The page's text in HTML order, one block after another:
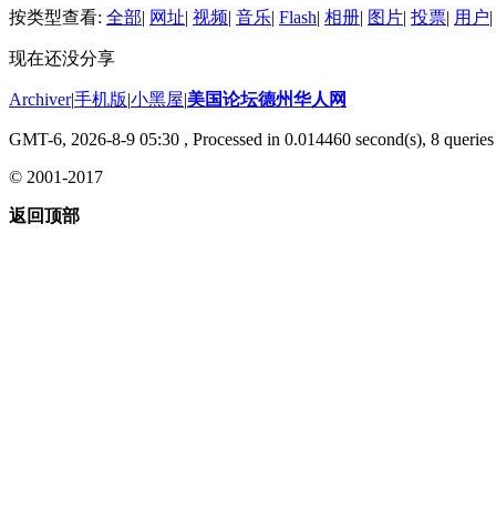
按类型查看: 全部| 网址| 视频| 音乐| Flash| 相册| 图片| 投票| 用户|
现在还没分享
Archiver|手机版|小黑屋|美国论坛德州华人网
GMT-6, 2026-8-9 05:30 , Processed in 0.014460 second(s), 8
© 2001-2017
返回顶部